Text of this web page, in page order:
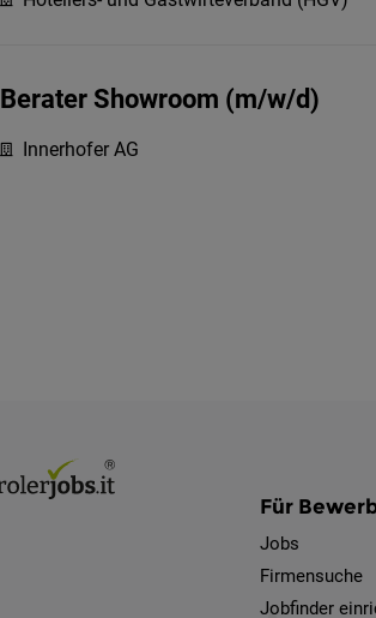
Berater Showroom (m/w/d)
Innerhofer AG
Für
Jobs
Firmensuche
Jobfinder